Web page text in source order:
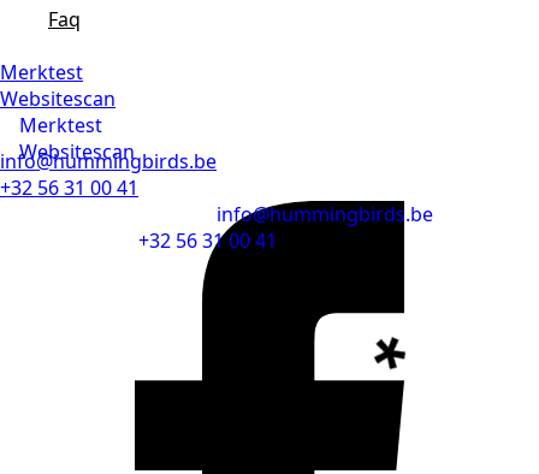
Faq
Merktest
Merktest
Websitescan
Websitescan
info@hummingbirds.be
info@hummingbirds.be
+32 56 31 00 41
+32 56 31 00 41